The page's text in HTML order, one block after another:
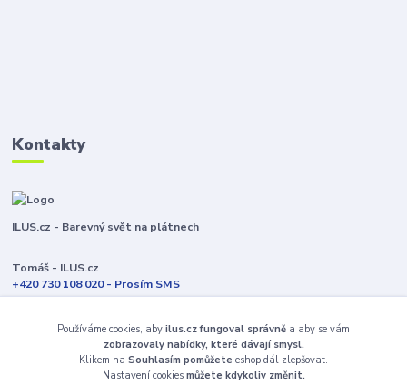
Kontakty
ILUS.cz - Barevný svět na plátnech
Tomáš - ILUS.cz
+420 730 108 020 - Prosím SMS
Jsme většinu času ve výrobě
info@ilus.cz
Používáme cookies, aby ilus.cz fungoval správně a aby se vám
zobrazovaly nabídky, které dávají smysl.
Klikem na Souhlasím pomůžete eshop dál zlepšovat.
Nastavení cookies můžete kdykoliv změnit.